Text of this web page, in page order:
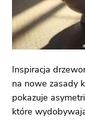
Inspiracja
na nowe zasady
pokazuje
które